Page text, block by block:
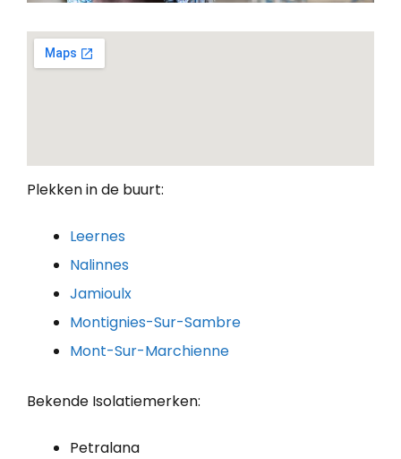
Plekken in de buurt:
Leernes
Nalinnes
Jamioulx
Montignies-Sur-Sambre
Mont-Sur-Marchienne
Bekende Isolatiemerken:
Petralana